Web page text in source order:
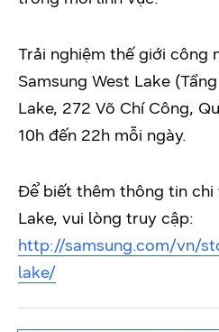
Trải nghiệm thế giới công
Samsung West Lake
Lake, 272 Võ Chí Công,
10h đến 22h mỗi ngày.
Để biết thêm thông tin chi
Lake, vui lòng truy cập:
http://samsung.com/vn/
lake/